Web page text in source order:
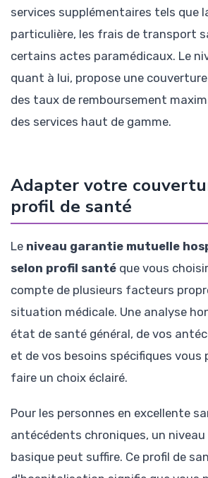
services supplémentaires tels que
particulière, les frais de transport
certains actes paramédicaux. Le
quant à lui, propose une
des taux de remboursement
des services haut de gamme.
Adapter votre
profil de santé
Le niveau garantie mutuelle
selon profil santé que vous
compte de plusieurs facteurs
situation médicale. Une analyse
état de santé général, de vos
et de vos besoins spécifiques vous
faire un choix éclairé.
Pour les personnes en excellente
antécédents chroniques, un
basique peut suffire. Ce profil de